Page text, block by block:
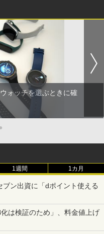
ォッチを選ぶときに確
1週間 1カ月
ン出資に「dポイント使える
は検証のため」、料金値上げ